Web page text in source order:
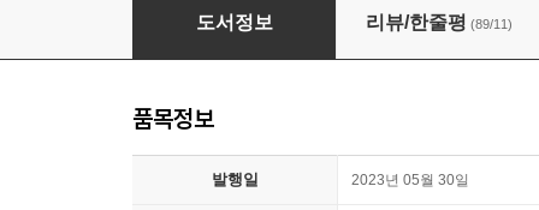
호랑이가 눈뜰 때
도서정보 리뷰/한줄평 (89/11)
품목정보
발행일 2023년 05월 30일